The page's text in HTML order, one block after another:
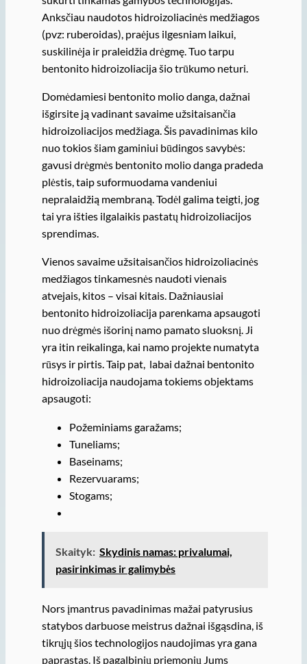
Anksčiau naudotos hidroizoliacinės medžiagos
(pvz: ruberoidas), praėjus ilgesniam laikui,
suskilinėja ir praleidžia drėgmę. Tuo tarpu
bentonito hidroizoliacija šio trūkumo neturi.
Domėdamiesi bentonito molio danga, dažnai
išgirsite ją vadinant savaime užsitaisančia
hidroizoliacijos medžiaga. Šis pavadinimas kilo
nuo tokios šiam gaminiui būdingos savybės:
gavusi drėgmės bentonito molio danga pradeda
plėstis, taip suformuodama vandeniui
nepralaidžią membraną. Todėl galima teigti, jog
tai yra išties ilgalaikis pastatų hidroizoliacijos
sprendimas.
Vienos savaime užsitaisančios hidroizoliacinės
medžiagos tinkamesnės naudoti vienais
atvejais, kitos – visai kitais. Dažniausiai
bentonito hidroizoliacija parenkama apsaugoti
nuo drėgmės išorinį namo pamato sluoksnį. Ji
yra itin reikalinga, kai namo projekte numatyta
rūsys ir pirtis. Taip pat, labai dažnai bentonito
hidroizoliacija naudojama tokiems objektams
apsaugoti:
Požeminiams garažams;
Tuneliams;
Baseinams;
Rezervuarams;
Stogams;
Skaityk: Skydinis namas: privalumai,
pasirinkimas ir galimybės
Nors įmantrus pavadinimas mažai patyrusius
statybos darbuose meistrus dažnai išgąsdina, iš
tikrųjų šios technologijos naudojimas yra gana
paprastas. Iš pagalbinių priemonių Jums